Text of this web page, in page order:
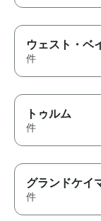
ウェスト・ベ
件
トゥルム
件
グランドケイ
件